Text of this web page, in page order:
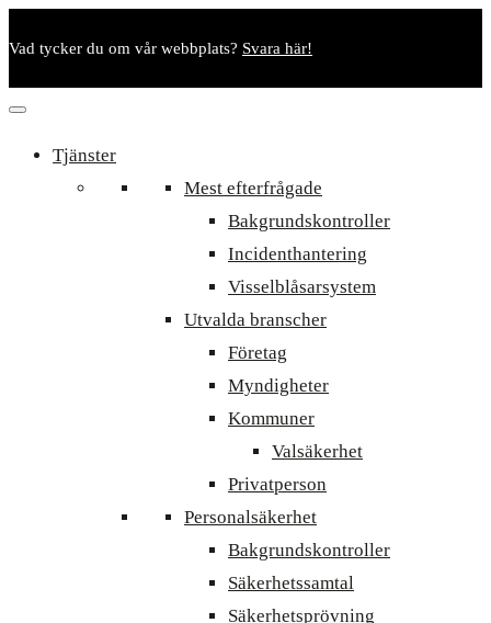
Vad tycker du om vår webbplats? Svara här!
Tjänster
Mest efterfrågade
Bakgrundskontroller
Incidenthantering
Visselblåsarsystem
Utvalda branscher
Företag
Myndigheter
Kommuner
Valsäkerhet
Privatperson
Personalsäkerhet
Bakgrundskontroller
Säkerhetssamtal
Säkerhetsprövning